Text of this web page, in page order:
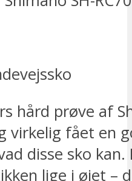
hård prøve af
virkelig fået en
disse sko kan.
lige i øjet –